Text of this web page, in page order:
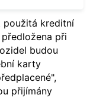
použitá kreditní
při
budou
karty
přijímány